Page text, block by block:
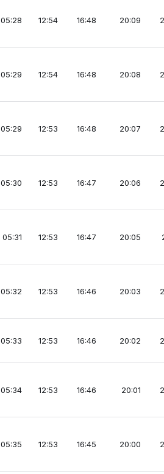
05:28 12:54 16:48 20:09
05:29 12:54 16:48 20:08
05:29 12:53 16:48 20:07
05:30 12:53 16:47 20:06
05:31 12:53 16:47 20:05
05:32 12:53 16:46 20:03
05:33 12:53 16:46 20:02
05:34 12:53 16:46 20:01
05:35 12:53 16:45 20:00